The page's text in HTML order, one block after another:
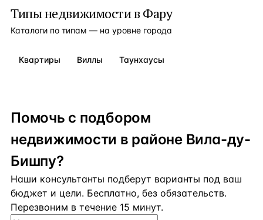
Типы недвижимости в Фару
Каталоги по типам — на уровне города
Квартиры Виллы Таунхаусы
Помочь с подбором
недвижимости в районе Вила-ду-
Бишпу?
Наши консультанты подберут варианты под ваш
бюджет и цели. Бесплатно, без обязательств.
Перезвоним в течение 15 минут.